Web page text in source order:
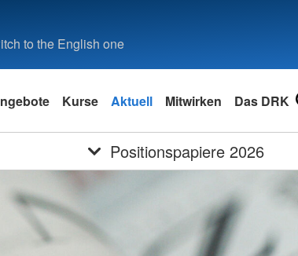
to the English one
Kurse Aktuell Mitwirken Das DRK
Positionspapiere 2026